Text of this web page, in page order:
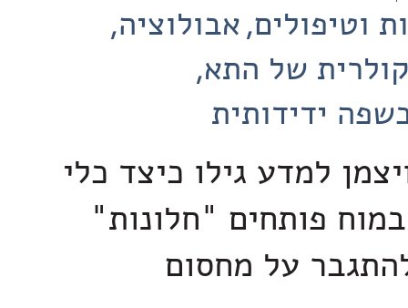
וטיפולים אבולוציה
של התא
ידידותית
למדע גילו כיצד כלי
פותחים "חלונות"
על מחסום